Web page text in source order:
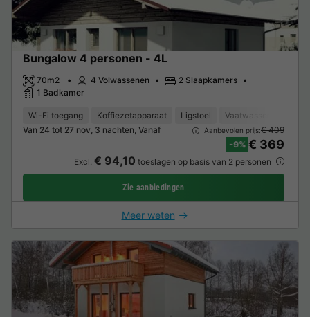
Bungalow 4 personen - 4L
70m2 4 Volwassenen
2 Slaapkamers
1 Badkamer
Wi-Fi toegang Koffiezetapparaat Ligstoel Vaatwasser
Van 24 tot 27 nov, 3 nachten, Vanaf
Aanbevolen prijs:€ 409
-9% € 369
Excl. € 94,10 toeslagen op basis van 2 personen
Zie aanbiedingen
Meer weten